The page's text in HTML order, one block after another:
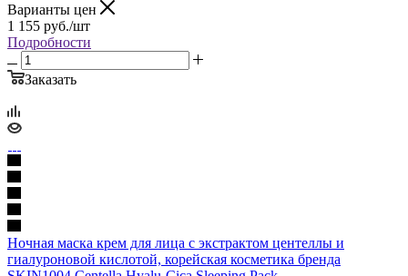
Варианты цен
1 155 руб./шт
Подробности
Заказать
Ночная маска крем для лица с экстрактом центеллы и
гиалуроновой кислотой, корейская косметика бренда